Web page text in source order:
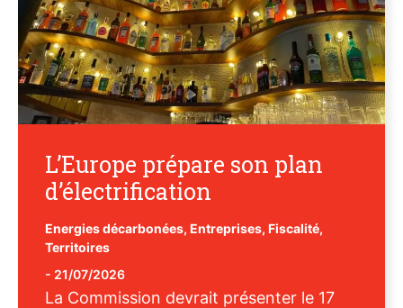
L’Europe prépare son plan
d’électrification
Energies décarbonées, Entreprises, Fiscalité,
Territoires
- 21/07/2026
La Commission devrait présenter le 17